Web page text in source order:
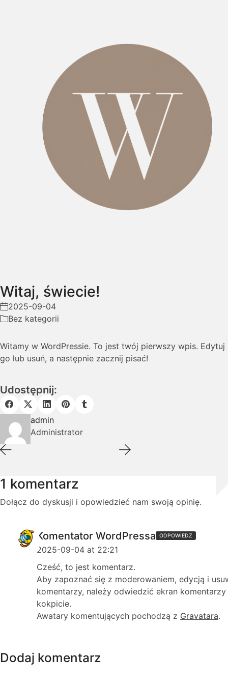
Witaj, świecie!
2025-09-04
Bez kategorii
Witamy w WordPressie. To jest twój pierwszy wpis. Edytuj
go lub usuń, a następnie zacznij pisać!
Udostępnij:
admin
Administrator
1 komentarz
Dołącz do dyskusji i opowiedzieć nam swoją opinię.
Komentator WordPressa ODPOWIEDZ
2025-09-04 at 22:21
Cześć, to jest komentarz.
Aby zapoznać się z moderowaniem, edycją i
komentarzy, należy odwiedzić ekran
kokpicie.
Awatary komentujących pochodzą z Gravatara.
Dodaj komentarz